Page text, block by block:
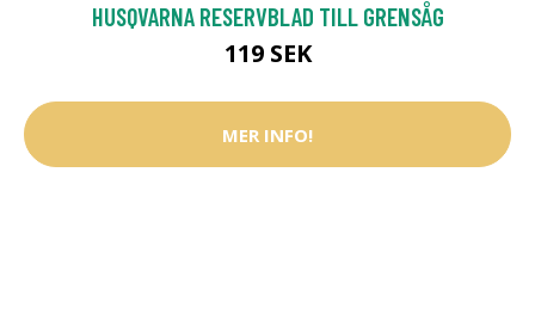
HUSQVARNA RESERVBLAD TILL GRENSÅG
119 SEK
MER INFO!